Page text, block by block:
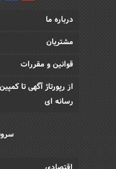
درباره ما
مشتریان
قوانین و مقررات
از رپورتاژ آگهی تا کمپین
رسانه ای